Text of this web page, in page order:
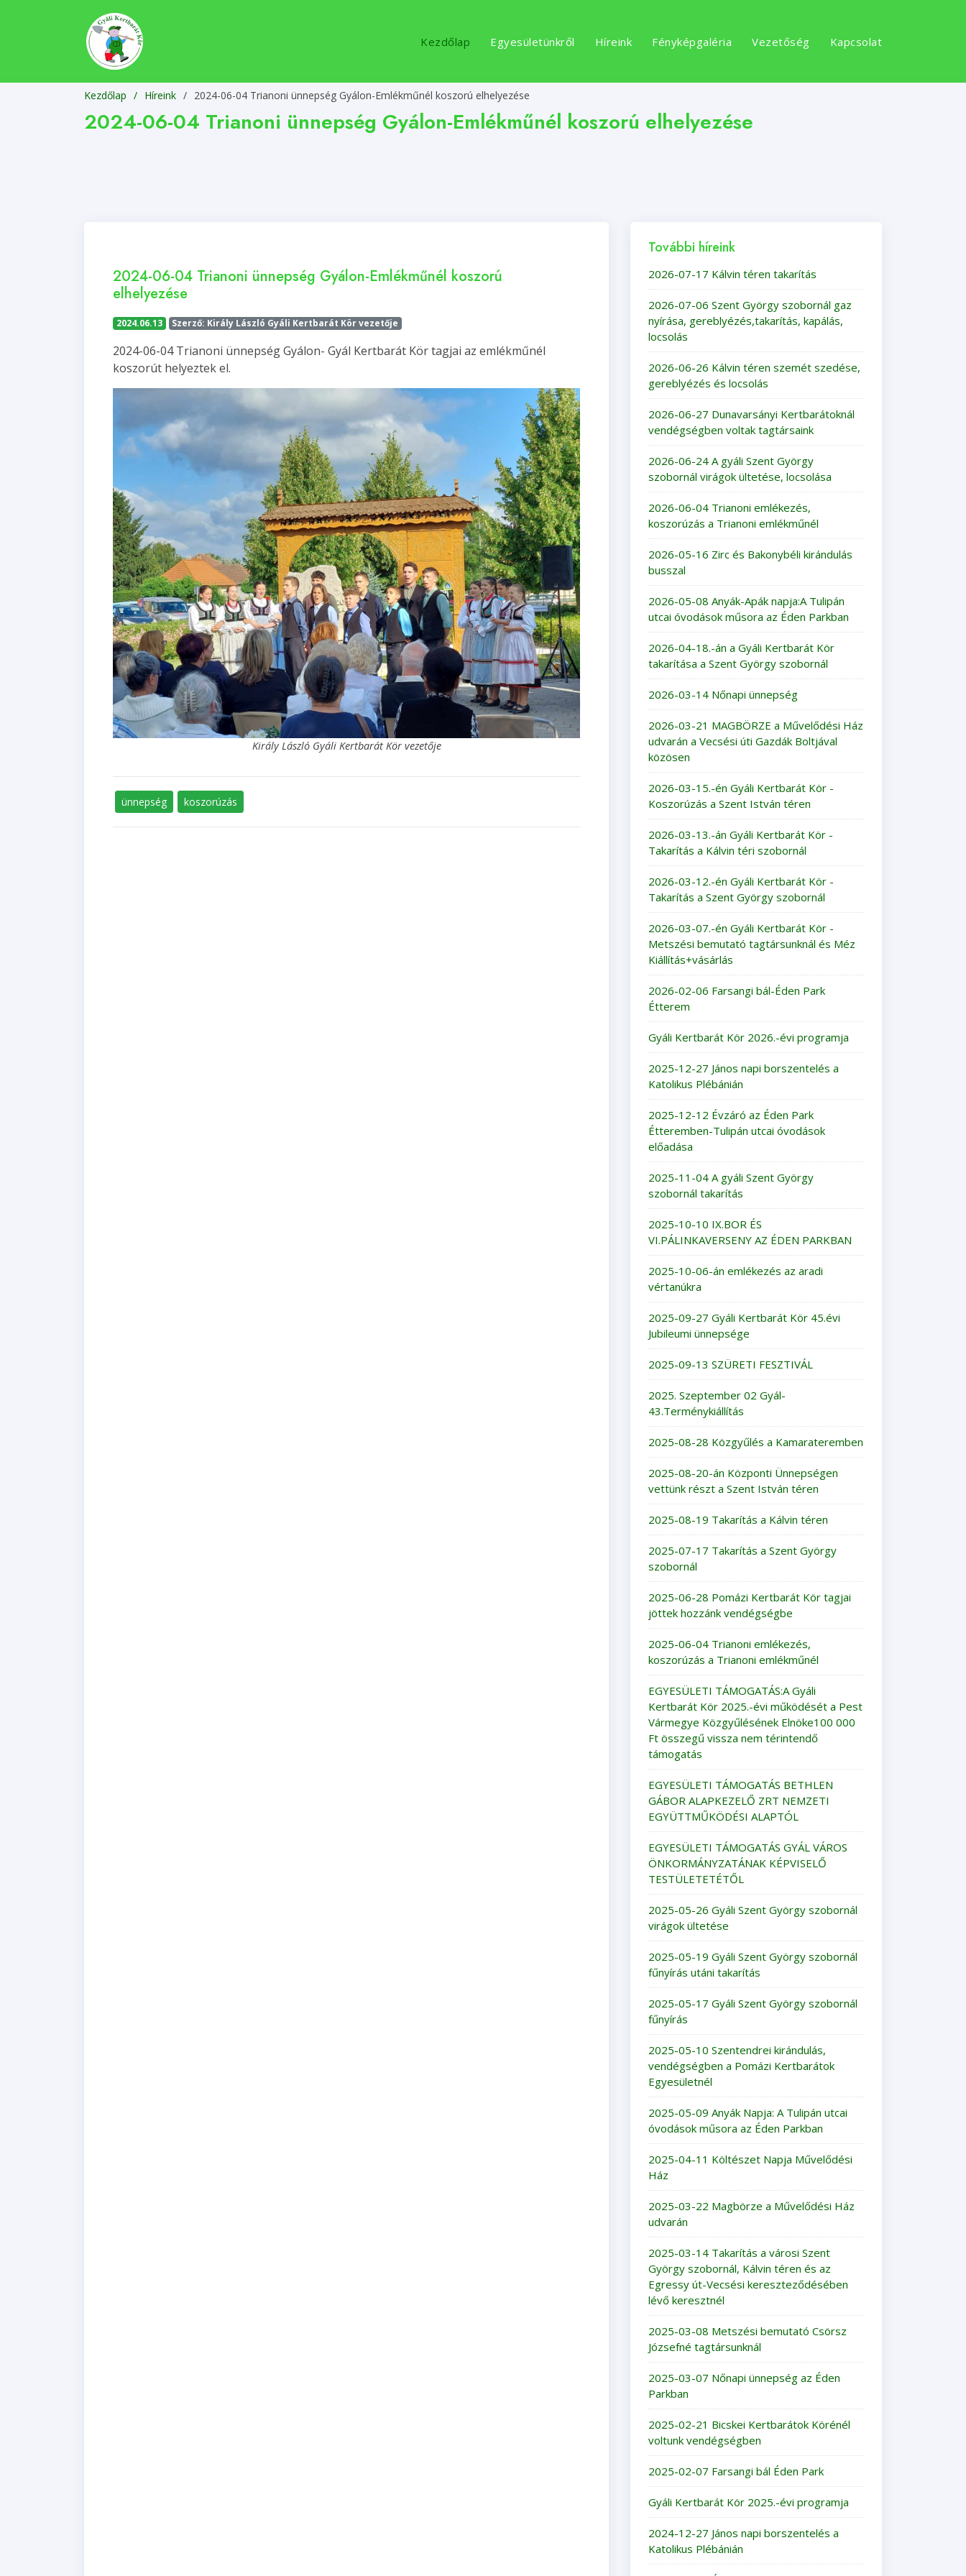
Kezdőlap Egyesületünkről Híreink Fényképgaléria Vezetőség Kapcsolat
Kezdőlap Híreink / 2024-06-04 Trianoni ünnepség Gyálon-Emlékműnél koszorú elhelyezése
2024-06-04 Trianoni ünnepség Gyálon-Emlékműnél koszorú elhelyezése
2024-06-04 Trianoni ünnepség Gyálon-Emlékműnél koszorú
elhelyezése
2024.06.13 Szerző: Király László Gyáli Kertbarát Kör vezetője
2024-06-04 Trianoni ünnepség Gyálon- Gyál Kertbarát Kör tagjai az emlékműnél
koszorút helyeztek el.
Király László Gyáli Kertbarát Kör vezetője
ünnepség koszorúzás
További híreink
2026-07-17 Kálvin téren takarítás
2026-07-06 Szent György szobornál gaz
nyírása, gereblyézés,takarítás, kapálás,
locsolás
2026-06-26 Kálvin téren szemét szedése,
gereblyézés és locsolás
2026-06-27 Dunavarsányi Kertbarátoknál
vendégségben voltak tagtársaink
2026-06-24 A gyáli Szent György
szobornál virágok ültetése, locsolása
2026-06-04 Trianoni emlékezés,
koszorúzás a Trianoni emlékműnél
2026-05-16 Zirc és Bakonybéli kirándulás
busszal
2026-05-08 Anyák-Apák napja:A Tulipán
utcai óvodások műsora az Éden Parkban
2026-04-18.-án a Gyáli Kertbarát Kör
takarítása a Szent György szobornál
2026-03-14 Nőnapi ünnepség
2026-03-21 MAGBÖRZE a Művelődési Ház
udvarán a Vecsési úti Gazdák Boltjával
közösen
2026-03-15.-én Gyáli Kertbarát Kör -
Koszorúzás a Szent István téren
2026-03-13.-án Gyáli Kertbarát Kör -
Takarítás a Kálvin téri szobornál
2026-03-12.-én Gyáli Kertbarát Kör -
Takarítás a Szent György szobornál
2026-03-07.-én Gyáli Kertbarát Kör -
Metszési bemutató tagtársunknál és Méz
Kiállítás+vásárlás
2026-02-06 Farsangi bál-Éden Park
Étterem
Gyáli Kertbarát Kör 2026.-évi programja
2025-12-27 János napi borszentelés a
Katolikus Plébánián
2025-12-12 Évzáró az Éden Park
Étteremben-Tulipán utcai óvodások
előadása
2025-11-04 A gyáli Szent György
szobornál takarítás
2025-10-10 IX.BOR ÉS
VI.PÁLINKAVERSENY AZ ÉDEN PARKBAN
2025-10-06-án emlékezés az aradi
vértanúkra
2025-09-27 Gyáli Kertbarát Kör 45.évi
Jubileumi ünnepsége
2025-09-13 SZÜRETI FESZTIVÁL
2025. Szeptember 02 Gyál-
43.Terménykiállítás
2025-08-28 Közgyűlés a Kamarateremben
2025-08-20-án Központi Ünnepségen
vettünk részt a Szent István téren
2025-08-19 Takarítás a Kálvin téren
2025-07-17 Takarítás a Szent György
szobornál
2025-06-28 Pomázi Kertbarát Kör tagjai
jöttek hozzánk vendégségbe
2025-06-04 Trianoni emlékezés,
koszorúzás a Trianoni emlékműnél
EGYESÜLETI TÁMOGATÁS:A Gyáli
Kertbarát Kör 2025.-évi működését a Pest
Vármegye Közgyűlésének Elnöke100 000
Ft összegű vissza nem térintendő
támogatás
EGYESÜLETI TÁMOGATÁS BETHLEN
GÁBOR ALAPKEZELŐ ZRT NEMZETI
EGYÜTTMŰKÖDÉSI ALAPTÓL
EGYESÜLETI TÁMOGATÁS GYÁL VÁROS
ÖNKORMÁNYZATÁNAK KÉPVISELŐ
TESTÜLETETÉTŐL
2025-05-26 Gyáli Szent György szobornál
virágok ültetése
2025-05-19 Gyáli Szent György szobornál
fűnyírás utáni takarítás
2025-05-17 Gyáli Szent György szobornál
fűnyírás
2025-05-10 Szentendrei kirándulás,
vendégségben a Pomázi Kertbarátok
Egyesületnél
2025-05-09 Anyák Napja: A Tulipán utcai
óvodások műsora az Éden Parkban
2025-04-11 Költészet Napja Művelődési
Ház
2025-03-22 Magbörze a Művelődési Ház
udvarán
2025-03-14 Takarítás a városi Szent
György szobornál, Kálvin téren és az
Egressy út-Vecsési kereszteződésében
lévő keresztnél
2025-03-08 Metszési bemutató Csörsz
Józsefné tagtársunknál
2025-03-07 Nőnapi ünnepség az Éden
Parkban
2025-02-21 Bicskei Kertbarátok Körénél
voltunk vendégségben
2025-02-07 Farsangi bál Éden Park
Gyáli Kertbarát Kör 2025.-évi programja
2024-12-27 János napi borszentelés a
Katolikus Plébánián